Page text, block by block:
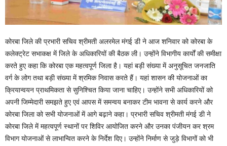
कोरबा जिले की प्रभारी सचिव श्रीमती अलरमेल मंगई डी ने आज शनिवार को कोरबा के
कलेक्ट्रेट सभाकक्ष में जिले के अधिकारियों की बैठक ली। उन्होंने विभागीय कार्यों की समीक्षा
करते हुए कहा कि कोरबा एक महत्वपूर्ण जिला है। यहां बड़ी संख्या में अनुसूचित जनजाति
वर्ग के लोग तथा बड़ी संख्या में श्रमिक निवास करते हैं। यहां शासन की योजनाओं का
क्रियान्वयन प्राथमिकता से सुनिश्चित किया जाना चाहिए। उन्होंने सभी अधिकारियों को
अपनी जिम्मेदारी समझते हुए एवं आपस में समन्वय बनाकर टीम भावना से कार्य करने और
कोरबा जिला को सभी योजनाओं में आगे बढ़ाने कहा। प्रभारी सचिव श्रीमती मंगई डी ने
कोरबा जिले में महत्वपूर्ण स्थानों पर शिविर आयोजित करने और उनका पंजीयन कर श्रम
विभाग योजनाओं से लाभान्वित करने के निर्देश दिए। उन्होंने निर्माण से जुड़े विभागों को भी